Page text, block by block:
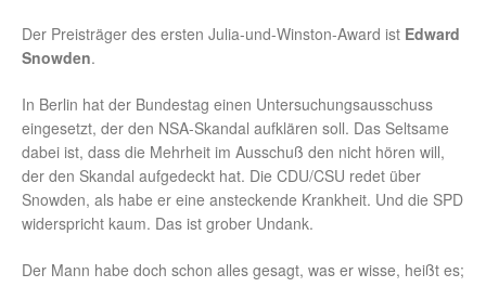
Der Preisträger des ersten Julia-und-Winston-Award ist Edward
Snowden.
In Berlin hat der Bundestag einen Untersuchungsausschuss
eingesetzt, der den NSA-Skandal aufklären soll. Das Seltsame
dabei ist, dass die Mehrheit im Ausschuß den nicht hören will,
der den Skandal aufgedeckt hat. Die CDU/CSU redet über
Snowden, als habe er eine ansteckende Krankheit. Und die SPD
widerspricht kaum. Das ist grober Undank.
Der Mann habe doch schon alles gesagt, was er wisse, heißt es;